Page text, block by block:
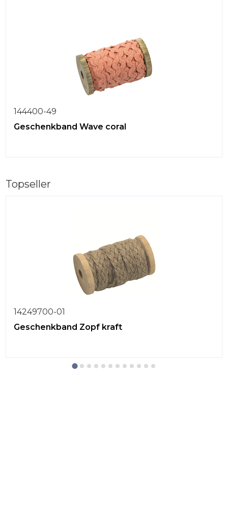
144400-49
Geschenkband Wave coral
Topseller
14249700-01
Geschenkband Zopf kraft